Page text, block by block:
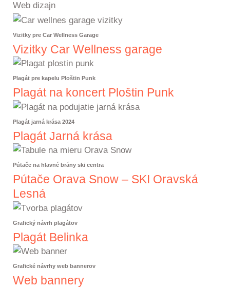
Web dizajn
Vizitky pre Car Wellness Garage
Vizitky Car Wellness garage
Plagát pre kapelu Ploštin Punk
Plagát na koncert Ploštin Punk
Plagát jarná krása 2024
Plagát Jarná krása
Pútače na hlavné brány ski centra
Pútače Orava Snow – SKI Oravská
Lesná
Grafický návrh plagátov
Plagát Belinka
Grafické návrhy web bannerov
Web bannery